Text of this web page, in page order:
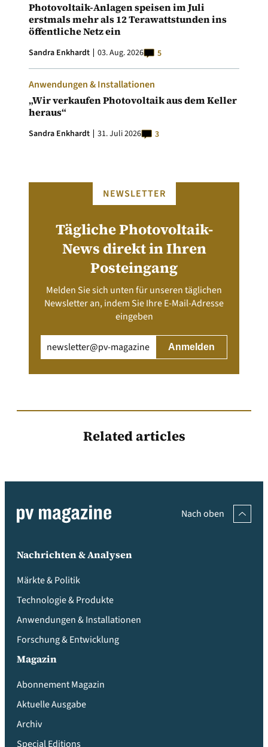
Photovoltaik-Anlagen speisen im Juli
erstmals mehr als 12 Terawattstunden ins
öffentliche Netz ein
Sandra Enkhardt 03. Aug. 2026 5
Anwendungen & Installationen
„Wir verkaufen Photovoltaik aus dem Keller
heraus“
Sandra Enkhardt 31. Juli 2026 3
NEWSLETTER
Tägliche Photovoltaik-
News direkt in Ihren
Posteingang
Melden Sie sich unten für unseren täglichen
Newsletter an, indem Sie Ihre E-Mail-Adresse
eingeben
(erforderlich)
Related articles
Nach oben
Nachrichten & Analysen
Märkte & Politik
Technologie & Produkte
Anwendungen & Installationen
Forschung & Entwicklung
Magazin
Abonnement Magazin
Aktuelle Ausgabe
Archiv
Special Editions